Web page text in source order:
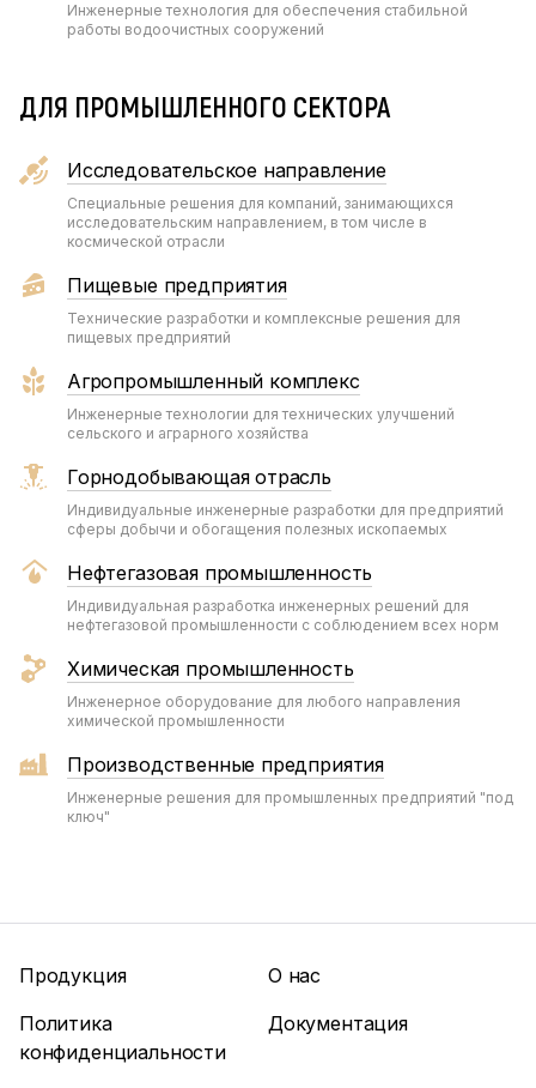
Инженерные технология для обеспечения стабильной
работы водоочистных сооружений
ДЛЯ ПРОМЫШЛЕННОГО СЕКТОРА
Исследовательское направление
Специальные решения для компаний, занимающихся
исследовательским направлением, в том числе в
космической отрасли
Пищевые предприятия
Технические разработки и комплексные решения для
пищевых предприятий
Агропромышленный комплекс
Инженерные технологии для технических улучшений
сельского и аграрного хозяйства
Горнодобывающая отрасль
Индивидуальные инженерные разработки для предприятий
сферы добычи и обогащения полезных ископаемых
Нефтегазовая промышленность
Индивидуальная разработка инженерных решений для
нефтегазовой промышленности с соблюдением всех норм
Химическая промышленность
Инженерное оборудование для любого направления
химической промышленности
Производственные предприятия
Инженерные решения для промышленных предприятий "под
ключ"
Продукция
О нас
Политика
конфиденциальности
Документация